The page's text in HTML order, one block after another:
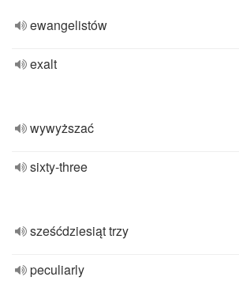
ewangelistów
exalt
wywyższać
sixty-three
sześćdziesiąt trzy
peculiarly